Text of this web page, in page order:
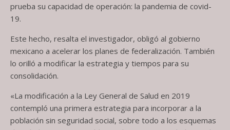
prueba su capacidad de operación: la pandemia de covid-
19.
Este hecho, resalta el investigador, obligó al gobierno
mexicano a acelerar los planes de federalización. También
lo orilló a modificar la estrategia y tiempos para su
consolidación.
«La modificación a la Ley General de Salud en 2019
contempló una primera estrategia para incorporar a la
población sin seguridad social, sobre todo a los esquemas